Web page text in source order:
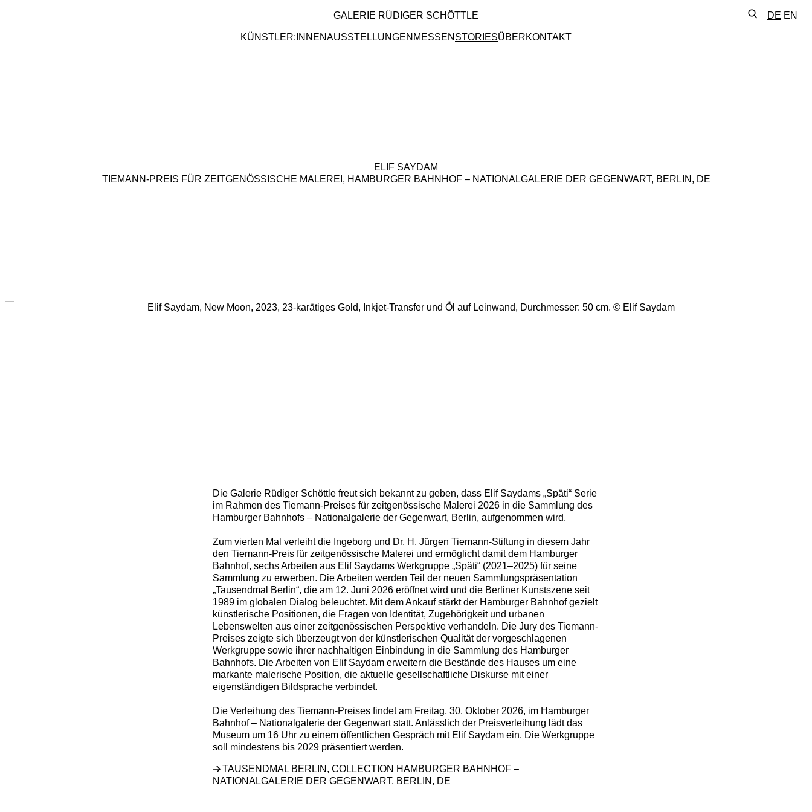
GALERIE RÜDIGER SCHÖTTLE
KÜNSTLER:INNENAUSSTELLUNGEN MESSEN STORIESÜBERKONTAKT
DE EN
ELIF SAYDAM
TIEMANN-PREIS FÜR ZEITGENÖSSISCHE MALEREI, HAMBURGER BAHNHOF – NATIONALGALERIE DER GEGENWART, BERLIN, DE
Open a larger version of the following image in a popup:
Die Galerie Rüdiger Schöttle freut sich bekannt zu geben, dass Elif Saydams „Späti“ Serie
im Rahmen des Tiemann-Preises für zeitgenössische Malerei 2026 in die Sammlung des
Hamburger Bahnhofs – Nationalgalerie der Gegenwart, Berlin, aufgenommen wird.
Zum vierten Mal verleiht die Ingeborg und Dr. H. Jürgen Tiemann-Stiftung in diesem Jahr
den Tiemann-Preis für zeitgenössische Malerei und ermöglicht damit dem Hamburger
Bahnhof, sechs Arbeiten aus Elif Saydams Werkgruppe „Späti“ (2021–2025) für seine
Sammlung zu erwerben. Die Arbeiten werden Teil der neuen Sammlungspräsentation
„Tausendmal Berlin“, die am 12. Juni 2026 eröffnet wird und die Berliner Kunstszene seit
1989 im globalen Dialog beleuchtet. Mit dem Ankauf stärkt der Hamburger Bahnhof gezielt
künstlerische Positionen, die Fragen von Identität, Zugehörigkeit und urbanen
Lebenswelten aus einer zeitgenössischen Perspektive verhandeln. Die Jury des Tiemann-
Preises zeigte sich überzeugt von der künstlerischen Qualität der vorgeschlagenen
Werkgruppe sowie ihrer nachhaltigen Einbindung in die Sammlung des Hamburger
Bahnhofs. Die Arbeiten von Elif Saydam erweitern die Bestände des Hauses um eine
markante malerische Position, die aktuelle gesellschaftliche Diskurse mit einer
eigenständigen Bildsprache verbindet.
Die Verleihung des Tiemann-Preises findet am Freitag, 30. Oktober 2026, im Hamburger
Bahnhof – Nationalgalerie der Gegenwart statt. Anlässlich der Preisverleihung lädt das
Museum um 16 Uhr zu einem öffentlichen Gespräch mit Elif Saydam ein. Die Werkgruppe
soll mindestens bis 2029 präsentiert werden.
TAUSENDMAL BERLIN, COLLECTION HAMBURGER BAHNHOF –
NATIONALGALERIE DER GEGENWART, BERLIN, DE